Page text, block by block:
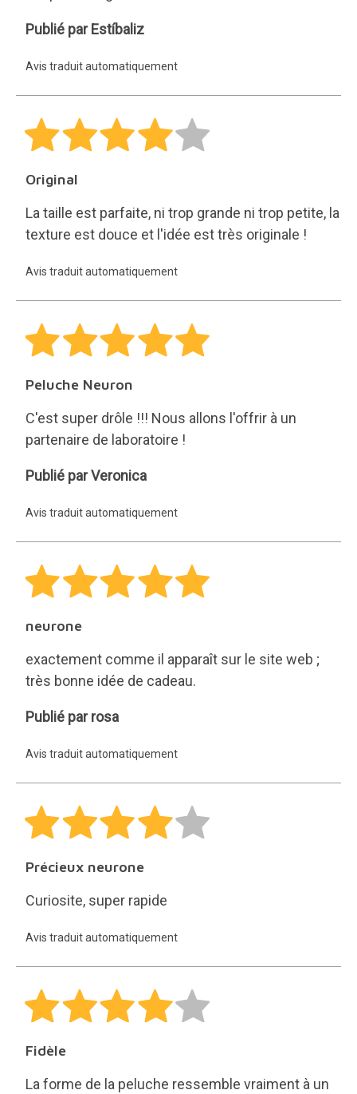
Estíbaliz
Publié par Estíbaliz
Avis traduit automatiquement
Original
La taille est parfaite, ni trop grande ni trop petite, la
texture est douce et l'idée est très originale !
Avis traduit automatiquement
Peluche Neuron
C'est super drôle !!! Nous allons l'offrir à un
partenaire de laboratoire !
Veronica
Publié par Veronica
Avis traduit automatiquement
neurone
exactement comme il apparaît sur le site web ;
très bonne idée de cadeau.
rosa
Publié par rosa
Avis traduit automatiquement
Précieux neurone
Curiosite, super rapide
Avis traduit automatiquement
Fidèle
La forme de la peluche ressemble vraiment à un